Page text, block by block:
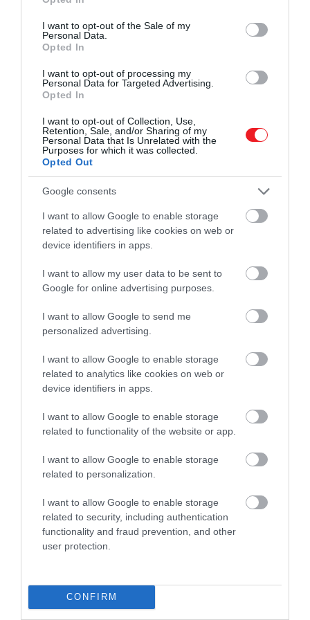
use your data for below specified purposes in below Google
consent section.
I want to opt-out of the Sale of my
Personal Data.
Opted In
I want to opt-out of processing my
Personal Data for Targeted Advertising.
Opted In
I want to opt-out of Collection, Use,
Retention, Sale, and/or Sharing of my
Personal Data that Is Unrelated with the
Purposes for which it was collected.
Opted Out
Google consents
I want to allow Google to enable storage
related to advertising like cookies on web or
device identifiers in apps.
I want to allow my user data to be sent to
Google for online advertising purposes.
I want to allow Google to send me
personalized advertising.
I want to allow Google to enable storage
related to analytics like cookies on web or
device identifiers in apps.
I want to allow Google to enable storage
related to functionality of the website or app.
I want to allow Google to enable storage
related to personalization.
I want to allow Google to enable storage
related to security, including authentication
functionality and fraud prevention, and other
user protection.
CONFIRM
A brit királyi család élete hosszú
zajlik: épp ezért figyelnek megrögzötten
arra, hogy mindig a pompát, a
hagyományok tiszteletét és a stabilitást
sugározzák magukról. A csillogó felszín
alatt azonban rengeteg botrány húzódik
A királyi család fekete
bárányai: 6 családtag, akit…
TURI DÁNIEL